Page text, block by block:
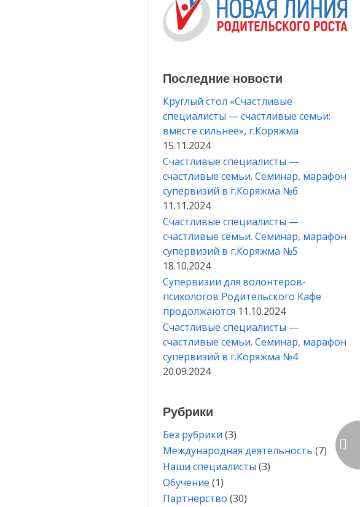
Последние новости
Круглый стол «Счастливые
специалисты — счастливые семьи:
вместе сильнее», г.Коряжма
15.11.2024
Счастливые специалисты —
счастливые семьи. Семинар, марафон
супервизий в г.Коряжма №6
11.11.2024
Счастливые специалисты —
счастливые семьи. Семинар, марафон
супервизий в г.Коряжма №5
18.10.2024
Супервизии для волонтеров-
психологов Родительского Кафе
продолжаются 11.10.2024
Счастливые специалисты —
счастливые семьи. Семинар, марафон
супервизий в г.Коряжма №4
20.09.2024
Рубрики
Без рубрики (3)
Международная деятельность (7)
Наши специалисты (3)
Обучение (1)
Партнерство (30)